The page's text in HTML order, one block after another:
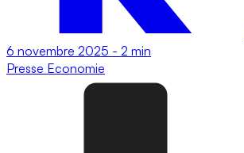
6 novembre 2025 - 2 min
Presse Economie